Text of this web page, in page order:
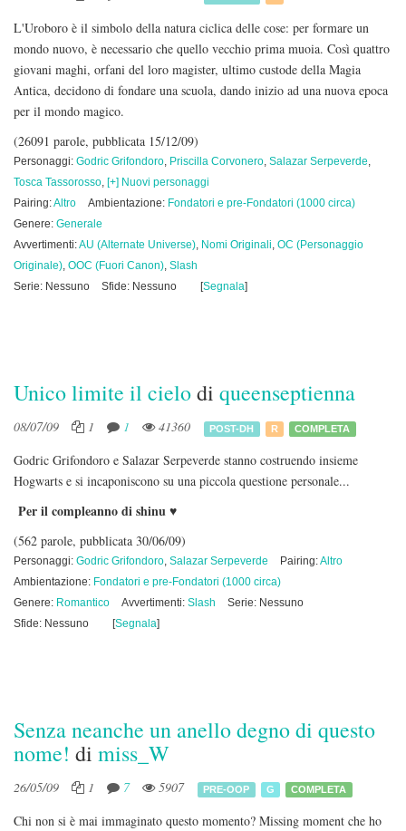
L'Uroboro è il simbolo della natura ciclica delle cose: per formare un
mondo nuovo, è necessario che quello vecchio prima muoia. Così quattro
giovani maghi, orfani del loro magister, ultimo custode della Magia
Antica, decidono di fondare una scuola, dando inizio ad una nuova epoca
per il mondo magico.
(26091 parole, pubblicata 15/12/09)
Personaggi: Godric Grifondoro, Priscilla Corvonero, Salazar Serpeverde,
Tosca Tassorosso, [+] Nuovi personaggi
Pairing:Altro Ambientazione: Fondatori e pre-Fondatori (1000 circa)
Genere: Generale
Avvertimenti:AU (Alternate Universe), Nomi Originali, OC (Personaggio
Originale), OOC (Fuori Canon), Slash
Serie: Nessuno
Sfide: Nessuno [Segnala]
Unico limite il cielodi queenseptienna
08/07/09 1 1 41360 POST-DH R COMPLETA
Godric Grifondoro e Salazar Serpeverde stanno costruendo insieme
Hogwarts e si incaponiscono su una piccola questione personale...
Per il compleanno di shinu ♥
(562 parole, pubblicata 30/06/09)
Personaggi: Godric Grifondoro, Salazar Serpeverde Pairing:Altro
Ambientazione: Fondatori e pre-Fondatori (1000 circa)
Genere: Romantico Avvertimenti: Slash
Serie: Nessuno
Sfide: Nessuno
[Segnala]
Senza neanche un anello degno di questo
nome! di miss_W
26/05/09 1 7 5907 PRE-OOP G COMPLETA
Chi non si è mai immaginato questo momento? Missing moment che ho